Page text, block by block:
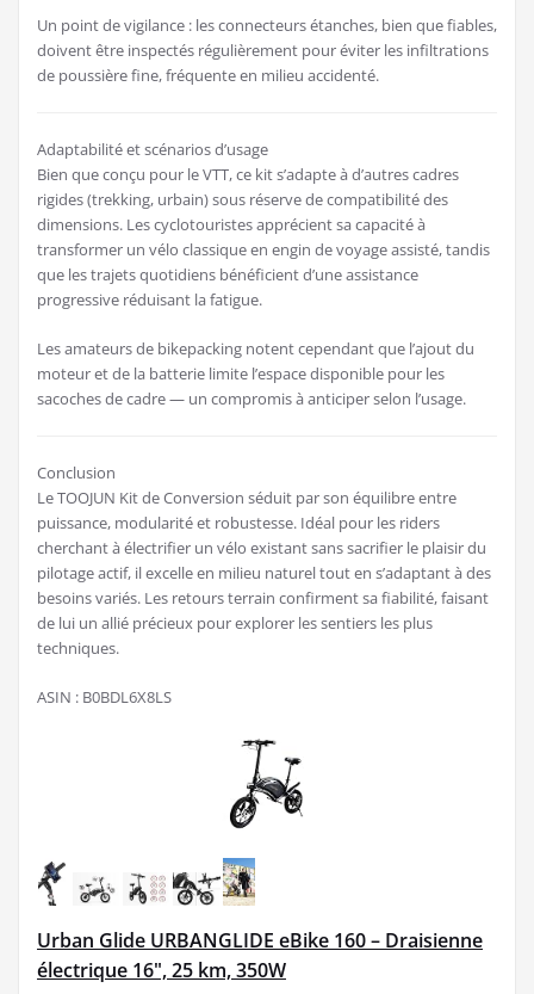
Un point de vigilance : les connecteurs étanches, bien que fiables,
doivent être inspectés régulièrement pour éviter les infiltrations
de poussière fine, fréquente en milieu accidenté.
Adaptabilité et scénarios d’usage
Bien que conçu pour le VTT, ce kit s’adapte à d’autres cadres
rigides (trekking, urbain) sous réserve de compatibilité des
dimensions. Les cyclotouristes apprécient sa capacité à
transformer un vélo classique en engin de voyage assisté, tandis
que les trajets quotidiens bénéficient d’une assistance
progressive réduisant la fatigue.
Les amateurs de bikepacking notent cependant que l’ajout du
moteur et de la batterie limite l’espace disponible pour les
sacoches de cadre — un compromis à anticiper selon l’usage.
Conclusion
Le TOOJUN Kit de Conversion séduit par son équilibre entre
puissance, modularité et robustesse. Idéal pour les riders
cherchant à électrifier un vélo existant sans sacrifier le plaisir du
pilotage actif, il excelle en milieu naturel tout en s’adaptant à des
besoins variés. Les retours terrain confirment sa fiabilité, faisant
de lui un allié précieux pour explorer les sentiers les plus
techniques.
ASIN : B0BDL6X8LS
Urban Glide URBANGLIDE eBike 160 – Draisienne
électrique 16", 25 km, 350W